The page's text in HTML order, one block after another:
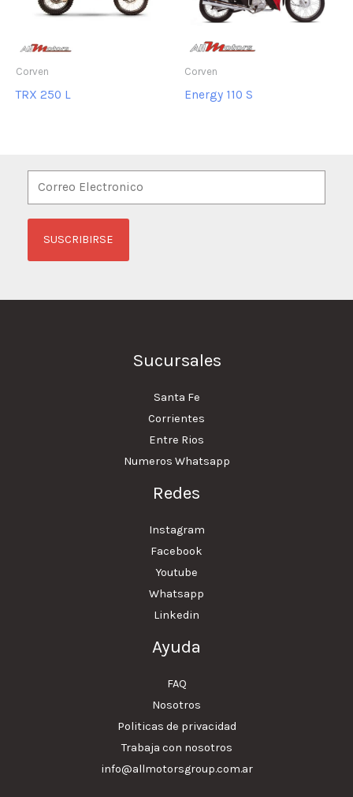
Corven
TRX 250 L
Corven
Energy 110 S
Sucursales
Santa Fe
Corrientes
Entre Rios
Numeros Whatsapp
Redes
Instagram
Facebook
Youtube
Whatsapp
Linkedin
Ayuda
FAQ
Nosotros
Politicas de privacidad
Trabaja con nosotros
info@allmotorsgroup.com.ar